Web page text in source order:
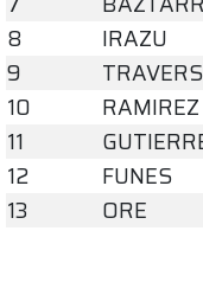
8
IRAZU
9
10
11
12
FUNES
13
ORE